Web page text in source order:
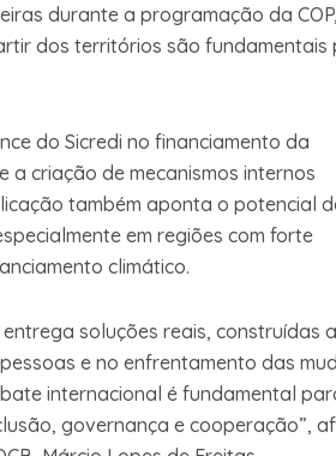
durante a programação da COP,
dos territórios são fundamentais
do Sicredi no financiamento da
criação de mecanismos internos
também aponta o potencial
em regiões com forte
climático.
soluções reais, construídas
e no enfrentamento das
internacional é fundamental
governança e cooperação”,